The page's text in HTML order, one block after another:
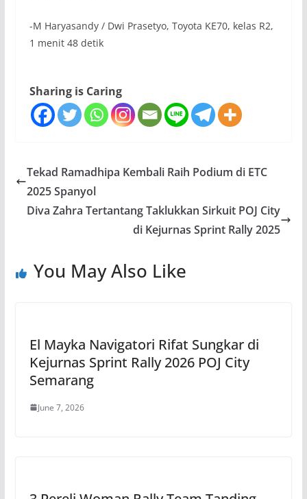
-M Haryasandy / Dwi Prasetyo, Toyota KE70, kelas R2,
1 menit 48 detik
Sharing is Caring
Tekad Ramadhipa Kembali Raih Podium di ETC
2025 Spanyol
Diva Zahra Tertantang Taklukkan Sirkuit POJ City
di Kejurnas Sprint Rally 2025
You May Also Like
El Mayka Navigatori Rifat Sungkar di
Kejurnas Sprint Rally 2026 POJ City
Semarang
June 7, 2026